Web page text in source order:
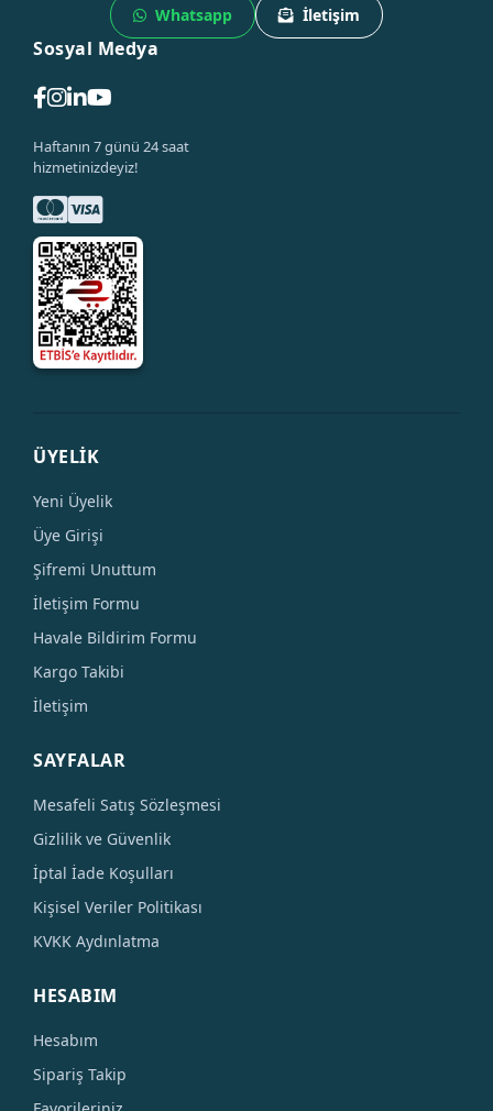
Whatsapp İletişim
Sosyal Medya
Haftanın 7 günü 24 saat
hizmetinizdeyiz!
ÜYELİK
Yeni Üyelik
Üye Girişi
Şifremi Unuttum
İletişim Formu
Havale Bildirim Formu
Kargo Takibi
İletişim
SAYFALAR
Mesafeli Satış Sözleşmesi
Gizlilik ve Güvenlik
İptal İade Koşulları
Kişisel Veriler Politikası
KVKK Aydınlatma
HESABIM
Hesabım
Sipariş Takip